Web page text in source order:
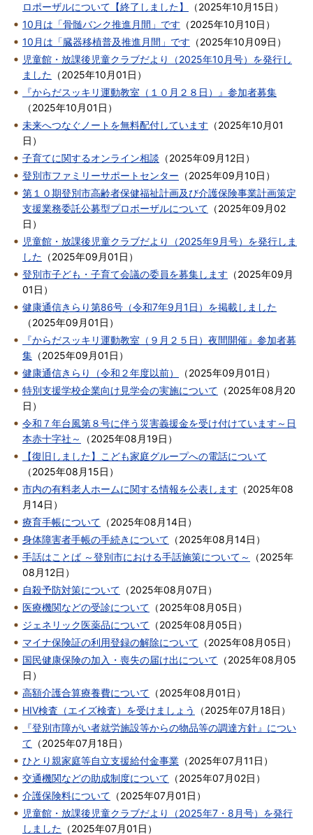
ロポーザルについて【終了しました】
（2025年10月15日 ）
10月は「骨髄バンク推進月間」です （2025年10月10日 ）
10月は「臓器移植普及推進月間」です （2025年10月09日 ）
児童館・放課後児童クラブだより（2025年10月号）を発行し
ました （2025年10月01日 ）
『からだスッキリ運動教室（１０月２８日）』参加者募集
（2025年10月01日 ）
未来へつなぐノートを無料配付しています （2025年10月01
日 ）
子育てに関するオンライン相談 （2025年09月12日 ）
登別市ファミリーサポートセンター （2025年09月10日 ）
第１０期登別市高齢者保健福祉計画及び介護保険事業計画策定
支援業務委託公募型プロポーザルについて （2025年09月02
日 ）
児童館・放課後児童クラブだより（2025年9月号）を発行しま
した （2025年09月01日 ）
登別市子ども・子育て会議の委員を募集します （2025年09月
01日 ）
健康通信きらり第86号（令和7年9月1日）を掲載しました
（2025年09月01日 ）
『からだスッキリ運動教室（９月２５日）夜間開催』参加者募
集 （2025年09月01日 ）
健康通信きらり（令和２年度以前）
（2025年09月01日 ）
特別支援学校企業向け見学会の実施について （2025年08月20
日 ）
令和７年台風第８号に伴う災害義援金を受け付けています～日
本赤十字社～
（2025年08月19日 ）
【復旧しました】こども家庭グループへの電話について
（2025年08月15日 ）
市内の有料老人ホームに関する情報を公表します （2025年08
月14日 ）
療育手帳について （2025年08月14日 ）
身体障害者手帳の手続きについて （2025年08月14日 ）
手話はことば ～登別市における手話施策について～
（2025年
08月12日 ）
自殺予防対策について （2025年08月07日 ）
医療機関などの受診について （2025年08月05日 ）
ジェネリック医薬品について （2025年08月05日 ）
マイナ保険証の利用登録の解除について （2025年08月05日 ）
国民健康保険の加入・喪失の届け出について （2025年08月05
日 ）
高額介護合算療養費について （2025年08月01日 ）
HIV検査（エイズ検査）を受けましょう
（2025年07月18日 ）
『登別市障がい者就労施設等からの物品等の調達方針』につい
て （2025年07月18日 ）
ひとり親家庭等自立支援給付金事業 （2025年07月11日 ）
交通機関などの助成制度について （2025年07月02日 ）
介護保険料について （2025年07月01日 ）
児童館・放課後児童クラブだより（2025年7・8月号）を発行
しました （2025年07月01日 ）